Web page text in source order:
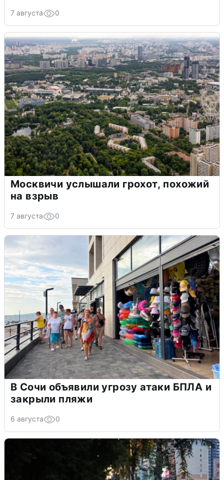
7 августа 0
Москвичи услышали грохот, похожий
на взрыв
7 августа 0
В Сочи объявили угрозу атаки БПЛА и
закрыли пляжи
6 августа 0